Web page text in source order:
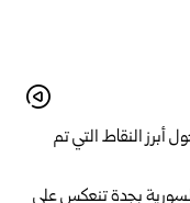
أبرز النقاط التي تم